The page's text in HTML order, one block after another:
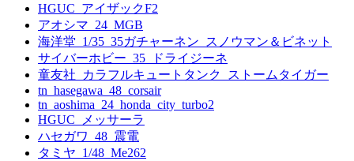
HGUC_アイザックF2
アオシマ_24_MGB
海洋堂_1/35_35ガチャーネン_スノウマン＆ビネット
サイバーホビー_35_ドライジーネ
童友社_カラフルキュートタンク_ストームタイガー
tn_hasegawa_48_corsair
tn_aoshima_24_honda_city_turbo2
HGUC_メッサーラ
ハセガワ_48_震電
タミヤ_1/48_Me262